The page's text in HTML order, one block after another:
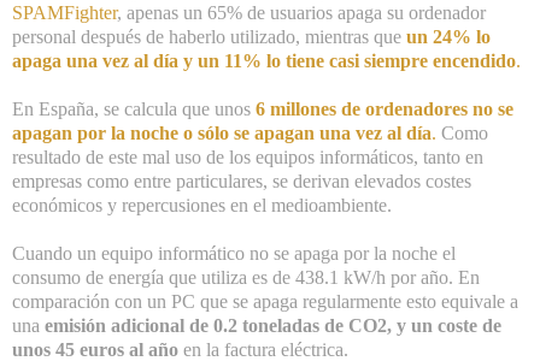
SPAMFighter, apenas un 65% de usuarios apaga su ordenador
personal después de haberlo utilizado, mientras que un 24% lo
apaga una vez al día y un 11% lo tiene casi siempre encendido.
En España, se calcula que unos 6 millones de ordenadores no se
apagan por la noche o sólo se apagan una vez al día. Como
resultado de este mal uso de los equipos informáticos, tanto en
empresas como entre particulares, se derivan elevados costes
económicos y repercusiones en el medioambiente.
Cuando un equipo informático no se apaga por la noche el
consumo de energía que utiliza es de 438.1 kW/h por año. En
comparación con un PC que se apaga regularmente esto equivale a
una emisión adicional de 0.2 toneladas de CO2, y un coste de
unos 45 euros al año en la factura eléctrica.